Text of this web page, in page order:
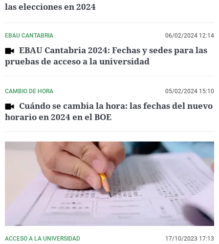
las elecciones en 2024
EBAU CANTABRIA 06/02/2024 12:14
EBAU Cantabria 2024: Fechas y sedes para las
pruebas de acceso a la universidad
CAMBIO DE HORA 05/02/2024 15:10
Cuándo se cambia la hora: las fechas del nuevo
horario en 2024 en el BOE
ACCESO A LA UNIVERSIDAD 17/10/2023 17:13